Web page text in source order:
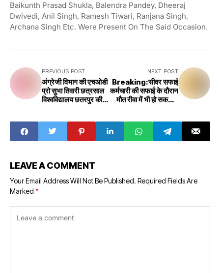
Baikunth Prasad Shukla, Balendra Pandey, Dheeraj
Dwivedi, Anil Singh, Ramesh Tiwari, Ranjana Singh,
Archana Singh Etc. Were Present On The Said Occasion.
PREVIOUS POST
अंग्रेजी विभाग की एचओडी
प्रो सुभा तिवारी छत्रसाल
विश्वविद्यालय छतरपुर की
NEXT POST
Breaking:सीवर सफाई
कर्मचारी की सफाई के दौरान
मौत रीवा में भी हो सकता है
LEAVE A COMMENT
Your Email Address Will Not Be Published. Required Fields Are
Marked *